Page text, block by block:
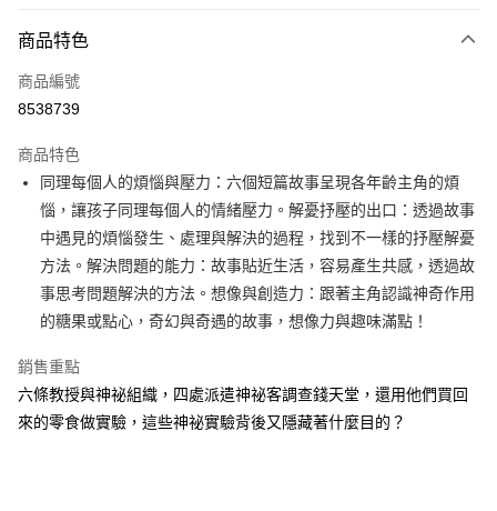
信用卡一次付款
超商取貨付款
Apple Pay
街口支付
悠遊付
ATM付款
全家取貨付款
每筆NT$50，滿NT$499(含以上)免運費
商品特色
商品編號
8538739
商品特色
同理每個人的煩惱與壓力：六個短篇故事呈現各年齡主角的煩
惱，讓孩子同理每個人的情緒壓力。解憂抒壓的出口：透過故事
中遇見的煩惱發生、處理與解決的過程，找到不一樣的抒壓解憂
方法。解決問題的能力：故事貼近生活，容易產生共感，透過故
事思考問題解決的方法。想像與創造力：跟著主角認識神奇作用
的糖果或點心，奇幻與奇遇的故事，想像力與趣味滿點！
銷售重點
六條教授與神祕組織，四處派遣神祕客調查錢天堂，還用他們買回
來的零食做實驗，這些神祕實驗背後又隱藏著什麼目的？